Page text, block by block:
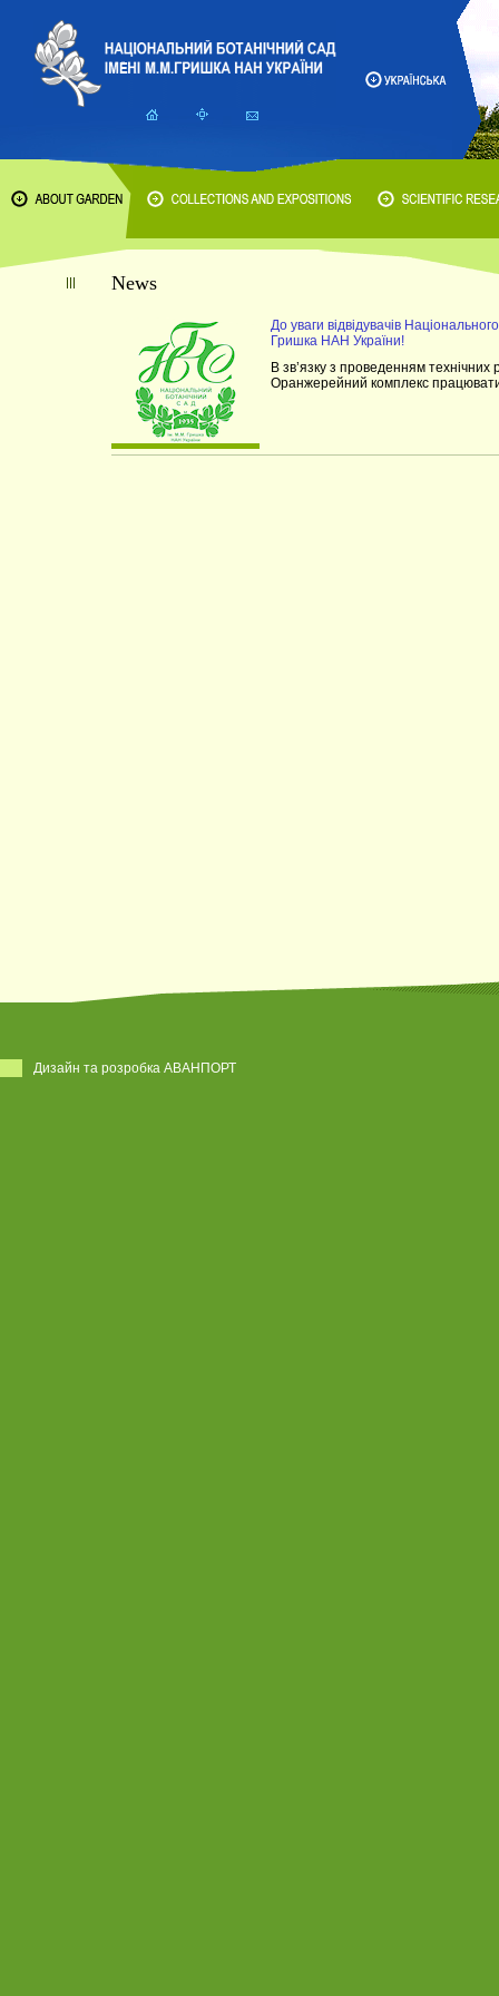
News
До уваги відвідувачів
Гришка НАН України!
В зв’язку з проведенням технічних
Оранжерейний комплекс
Дизайн та розробка АВАНПОРТ